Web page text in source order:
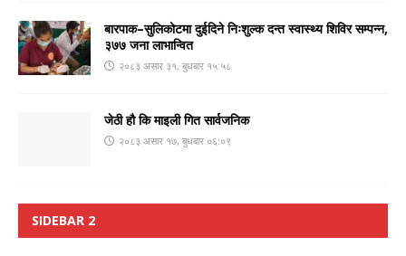
बारपाक–सुलिकोटमा दुईदिने निःशुल्क दन्त स्वास्थ्य शिविर सम्पन्न,
३७७ जना लाभान्वित
२०८३ असार ३१, बुधबार १५:५८
जेठी हौ कि माइली गित सार्वजनिक
२०८३ असार १७, बुधबार ०६:०९
SIDEBAR 2